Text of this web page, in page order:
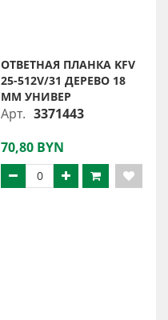
ОТВЕТНАЯ ПЛАНКА KFV
25-512V/31 ДЕРЕВО 18
ММ УНИВЕР
Арт. 3371443
70,80 BYN